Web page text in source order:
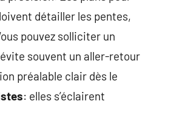
détailler les pentes,
pouvez solliciter un
souvent un aller-retour
préalable clair dès le
: elles s’éclairent